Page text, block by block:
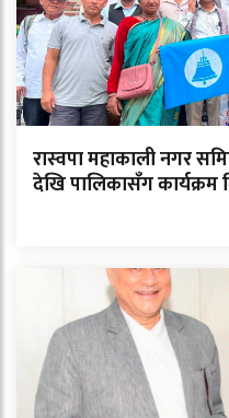
रास्वपा महाकाली नगर
देखि पालिकासँग कार्यक्रम